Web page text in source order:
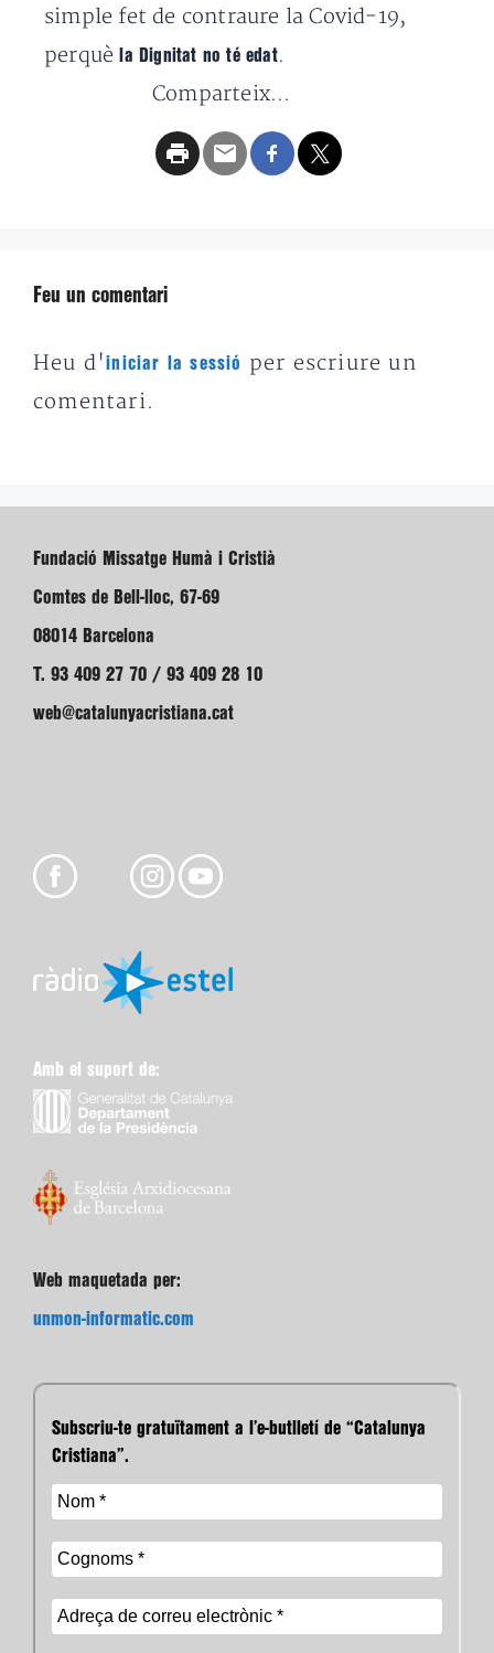
simple fet de contraure la Covid-19,
perquè la Dignitat no té edat.
Comparteix...
Feu un comentari
Heu d'iniciar la sessió
per escriure un
comentari.
Fundació Missatge Humà i Cristià
Comtes de Bell-lloc, 67-69
08014 Barcelona
T. 93 409 27 70 / 93 409 28 10
web@catalunyacristiana.cat
Amb el suport de:
unmon-informatic.com
Subscriu-te gratuïtament a l’e-butlletí de “Catalunya